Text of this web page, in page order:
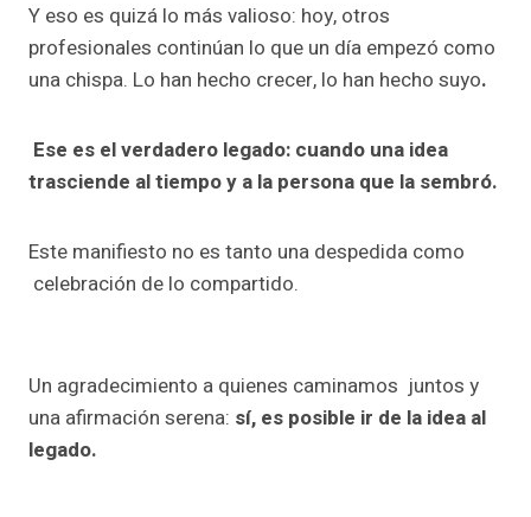
Y eso es quizá lo más valioso: hoy, otros
profesionales continúan lo que un día empezó como
una chispa. Lo han hecho crecer, lo han hecho suyo.
Ese es el verdadero legado: cuando una idea
trasciende al tiempo y a la persona que la sembró.
Este manifiesto no es tanto una despedida como
celebración de lo compartido.
Un agradecimiento a quienes caminamos juntos y
una afirmación serena: sí, es posible ir de la idea al
legado.